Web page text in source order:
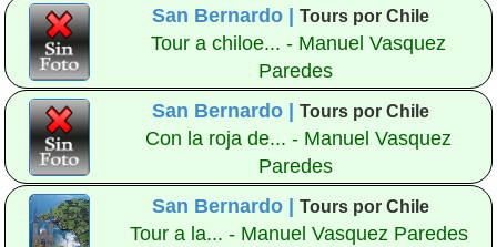
San Bernardo | Tours por Chile
Tour a chiloe... - Manuel Vasquez
Paredes
San Bernardo |
Tours por Chile
Con la roja de... - Manuel Vasquez
Paredes
San Bernardo |
Tours por Chile
Tour a la... - Manuel Vasquez Paredes